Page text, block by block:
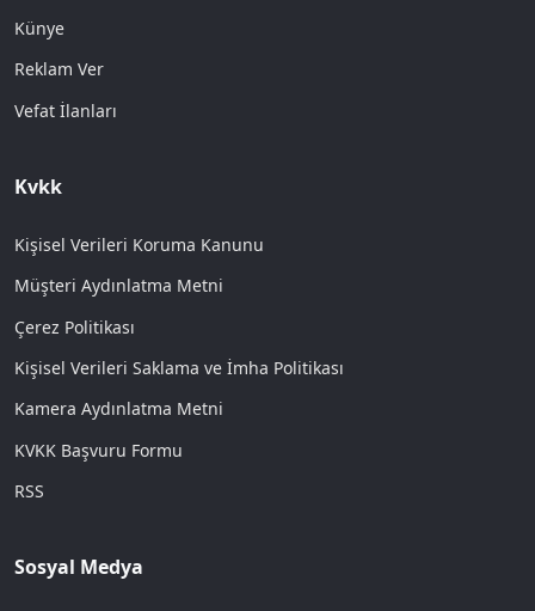
Künye
Reklam Ver
Vefat İlanları
Kvkk
Kişisel Verileri Koruma Kanunu
Müşteri Aydınlatma Metni
Çerez Politikası
Kişisel Verileri Saklama ve İmha Politikası
Kamera Aydınlatma Metni
KVKK Başvuru Formu
RSS
Sosyal Medya